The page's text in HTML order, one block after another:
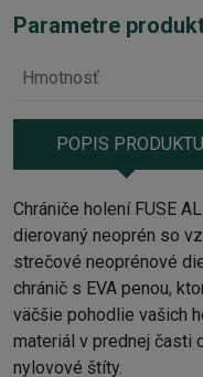
Parametre
Hmotnosť
POPIS PRODUKTU
Chrániče holení FUSE
dierovaný neoprén so
strečové neoprénové
chránič s EVA penou,
väčšie pohodlie vašich
materiál v prednej časti
nylovové štíty.